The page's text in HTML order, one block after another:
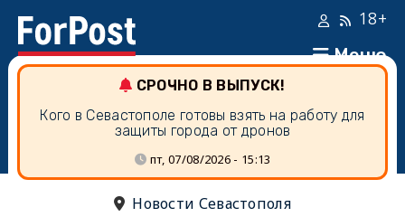
Меню
18+
СРОЧНО В ВЫПУСК!
Кого в Севастополе готовы взять на работу для
защиты города от дронов
пт, 07/08/2026 - 15:13
Новости Севастополя